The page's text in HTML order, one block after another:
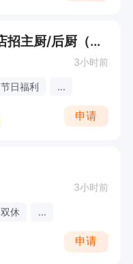
豪爽来中西餐厅招聘栾川店招主厨/后厨（管吃住）
3小时前
节日福利 ...
申请
3小时前
双休 ...
申请